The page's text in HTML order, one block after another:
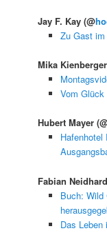
Jay F. Kay(@
Zu Gast
Mika
Vom
Hubert Mayer
Fabian
Buch: Wild
Das Leben